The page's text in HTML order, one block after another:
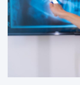
?o
w
i
e